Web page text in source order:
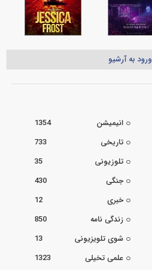
ورود به آرشیو
انیمیشن
1354
تاریخی
733
تلوزیونی
35
جنگی
430
خبری
12
زندگی نامه
850
شوی تلویزیونی
13
علمی تخیلی
1323